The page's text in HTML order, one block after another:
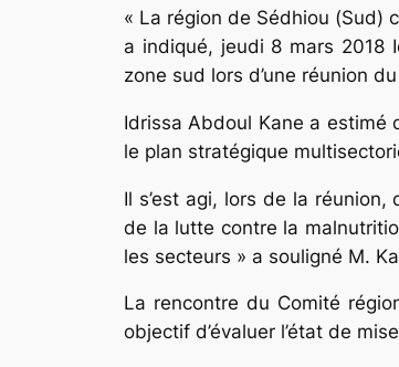
« La région de Sédhiou (Sud)
a indiqué, jeudi 8 mars 2018
zone sud lors d’une réunion
Idrissa Abdoul Kane a estimé
le plan stratégique
Il s’est agi, lors de la
de la lutte contre la
les secteurs » a souligné M.
La rencontre du Comité
objectif d’évaluer l’état de